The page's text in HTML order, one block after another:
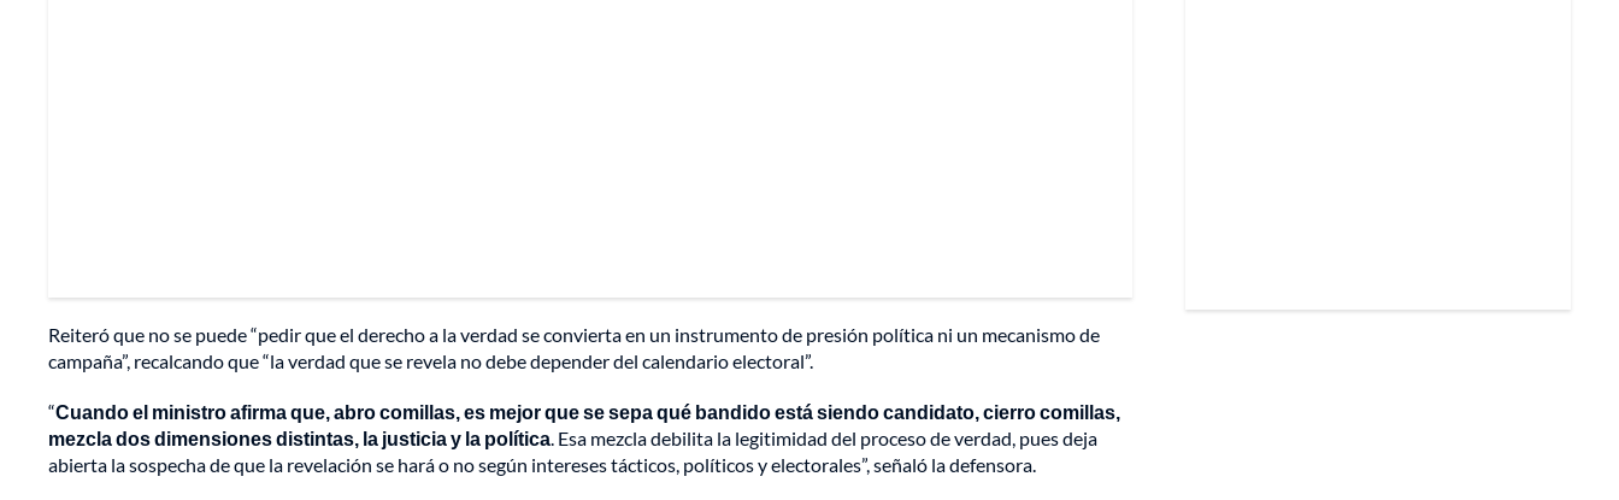
Reiteró que no se puede “pedir que el derecho a la verdad se convierta en un instrumento de presión política ni un mecanismo de
campaña”, recalcando que “la verdad que se revela no debe depender del calendario electoral”.
“Cuando el ministro afirma que, abro comillas, es mejor que se sepa qué bandido está siendo candidato, cierro comillas,
mezcla dos dimensiones distintas, la justicia y la política. Esa mezcla debilita la legitimidad del proceso de verdad, pues deja
abierta la sospecha de que la revelación se hará o no según intereses tácticos, políticos y electorales”, señaló la defensora.